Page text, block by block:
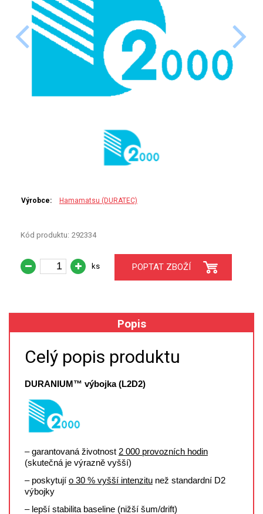
SHIMADZU
TELEDYNE LEEMAN
HORIBA (JOBIN YVONE)
XRF
VZORKOVNICE XRF
TAVENÍ
LISOVÁNÍ
STANDARDNÍ ROZTOKY A RM
DETEKTORY HPLC
VÝBOJKY PRO UV/VIS
Výrobce: Hamamatsu (DURATEC)
Kód produktu: 292334
ks POPTAT ZBOŽÍ
Popis
Celý popis produktu
DURANIUM ™ výbojka (L2D2)
– garantovaná životnost 2 000 provozních hodin
(skutečná je výrazně vyšší)
– poskytují o 30 % vyšší intenzitu než standardní D2
výbojky
– lepší stabilita baseline (nižší šum/drift)